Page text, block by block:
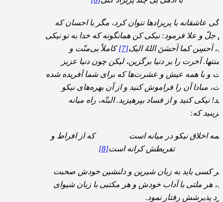
عاشقانه با پریزادها نتوان کرد، مگر با احسان که
جلّ و علا فرمود: نیکی کن همانگونه که خدا به تو نیکی
اَحسِن کما اَحسَنَ اللهُ الیک[7]
کاملاً بی‌منّت و
آخرت را بر دنیا برگزین، لیکن چون دنیا عزیز
و با همه عیش و عشرت‌ها که برای شما آفریده شده
مبادا آن را فراموش کنید و از آن بهره‌های نیکو
نیکی کنید و از فساد بپرهیزید. البتّه، راه میانه
که:
همه اخلاق نیکو در میانه است که از افراط و
تفریطش کرانه است[8]
هر کسی باید به زبان شیرین و دلنشین خودش صحبت
هر ملتی با آداب خودش و هر مکتبی با زبان شیوای
پذیرشش رفتار نمود.